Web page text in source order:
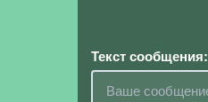
Текст сообщения: